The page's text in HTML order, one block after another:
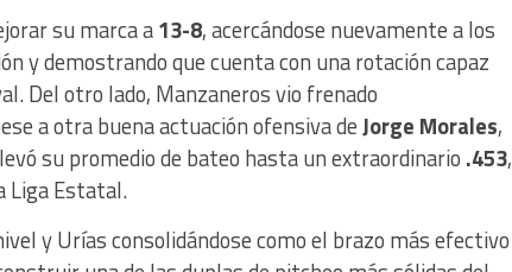
su marca a13-8, acercándose nuevamente a los
y demostrando que cuenta con una rotación capaz
Del otro lado, Manzaneros vio frenado
a otra buena actuación ofensiva deJorge Morales,
su promedio de bateo hasta un extraordinario .453,
Liga Estatal.
y Urías consolidándose como el brazo más efectivo